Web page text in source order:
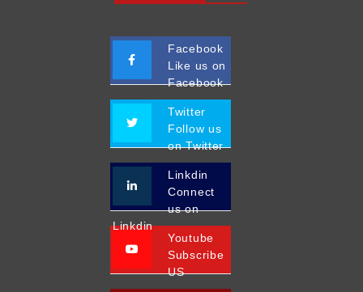
Facebook
Like us on
Facebook
Twitter
Follow us
on Twitter
Linkdin
Connect
us on
Linkdin
Youtube
Subscribe
US